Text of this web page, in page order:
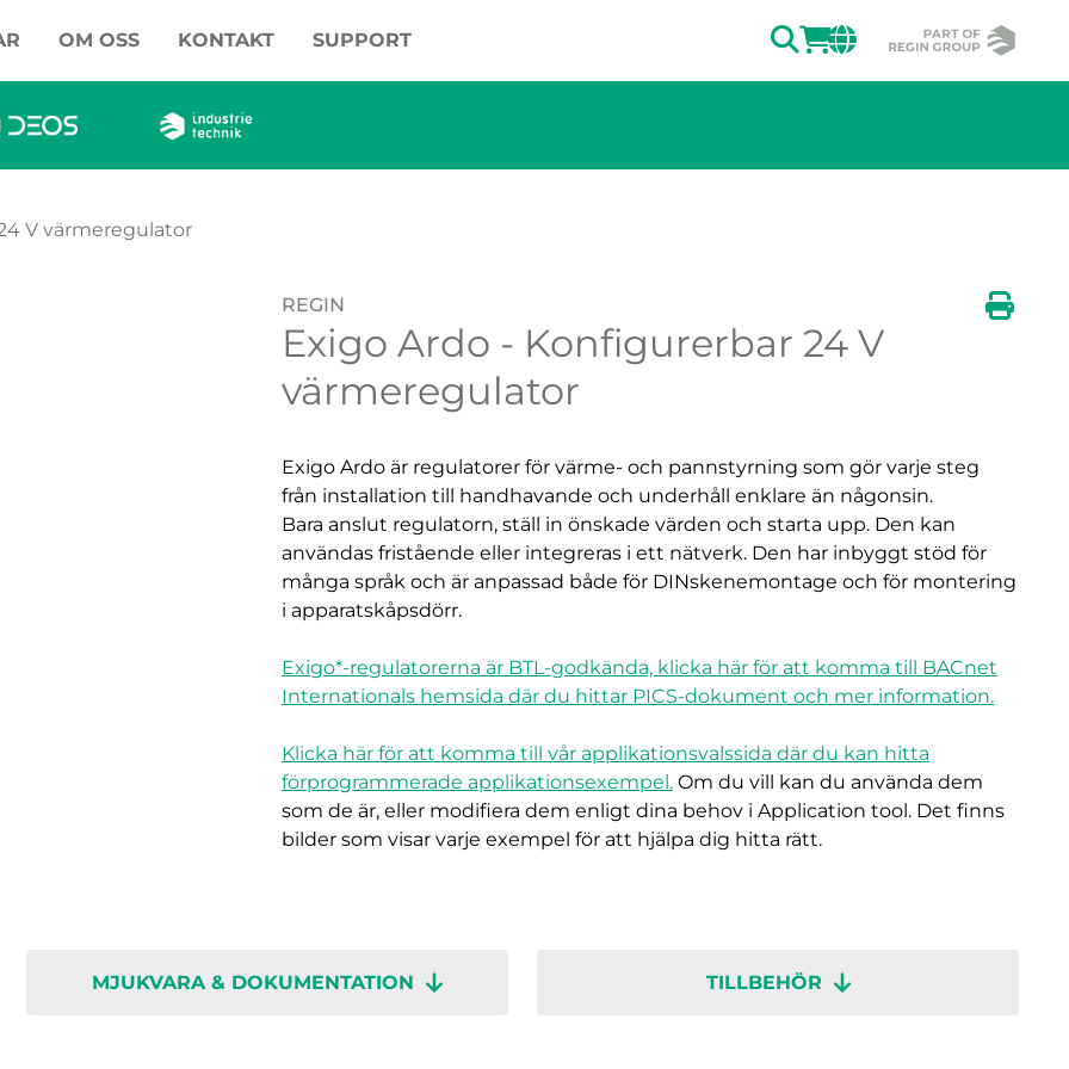
OM OSS KONTAKT SUPPORT SÖKLOGGA IN
CHANGE
V värmeregulator
REGIN
Exigo Ardo - Konfigurerbar 24 V
värmeregulator
Exigo Ardo är regulatorer för värme- och pannstyrning som gör varje steg
från installation till handhavande och underhåll enklare än någonsin.
Bara anslut regulatorn, ställ in önskade värden och starta upp. Den kan
användas fristående eller integreras i ett nätverk. Den har inbyggt stöd för
många språk och är anpassad både för DINskenemontage och för montering
i apparatskåpsdörr.
Exigo*-regulatorerna är BTL-godkända, klicka här för att komma till BACnet
Internationals hemsida där du hittar PICS-dokument och mer information.
Klicka här för att komma till vår applikationsvalssida där du kan hitta
förprogrammerade applikationsexempel. Om du vill kan du använda dem
som de är, eller modifiera dem enligt dina behov i Application tool. Det finns
bilder som visar varje exempel för att hjälpa dig hitta rätt.
MJUKVARA & DOKUMENTATION TILLBEHÖR